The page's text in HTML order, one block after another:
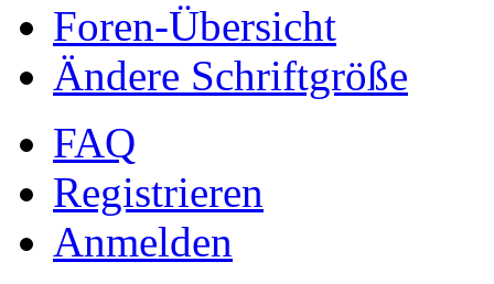
Foren-Übersicht
Ändere Schriftgröße
FAQ
Registrieren
Anmelden